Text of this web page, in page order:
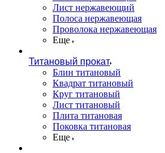
Лист нержавеющий
Полоса нержавеющая
Проволока нержавеющая
Еще
Титановый прокат
Блин титановый
Квадрат титановый
Круг титановый
Лист титановый
Плита титановая
Поковка титановая
Еще